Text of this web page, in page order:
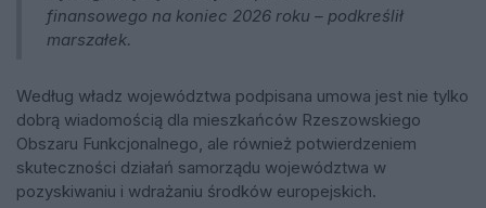
finansowego na koniec 2026 roku – podkreślił
marszałek.
Według władz województwa podpisana umowa jest nie tylko
dobrą wiadomością dla mieszkańców Rzeszowskiego
Obszaru Funkcjonalnego, ale również potwierdzeniem
skuteczności działań samorządu województwa w
pozyskiwaniu i wdrażaniu środków europejskich.